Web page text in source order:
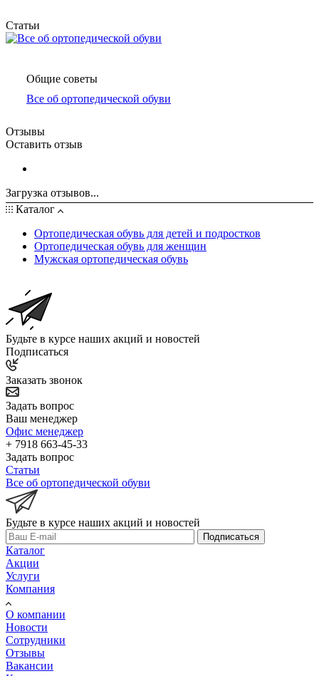
Статьи
Общие советы
Все об ортопедической обуви
Отзывы
Оставить отзыв
Загрузка отзывов...
Каталог
Ортопедическая обувь для детей и подростков
Ортопедическая обувь для женщин
Мужская ортопедическая обувь
Будьте в курсе наших акций и новостей
Подписаться
Заказать звонок
Задать вопрос
Ваш менеджер
Офис менеджер
+ 7918 663-45-33
Задать вопрос
Статьи
Все об ортопедической обуви
Будьте в курсе наших акций и новостей
Подписаться
Каталог
Акции
Услуги
Компания
О компании
Новости
Сотрудники
Отзывы
Вакансии